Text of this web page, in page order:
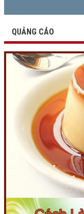
QUẢNG CÁO